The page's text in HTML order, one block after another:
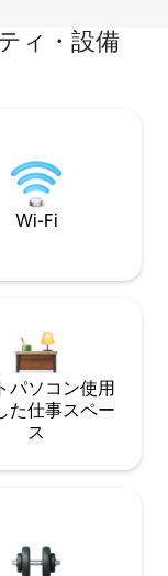
ィ・設備
Wi-Fi
パソコン使用
た仕事スペー
ス